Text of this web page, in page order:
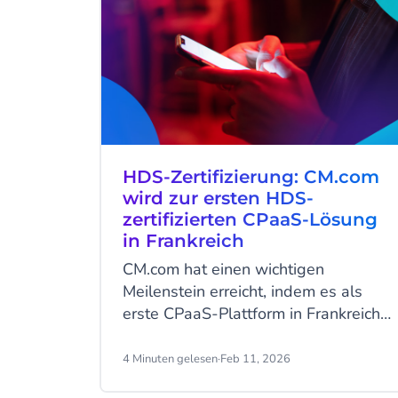
HDS-Zertifizierung: CM.com
wird zur ersten HDS-
zertifizierten CPaaS-Lösung
in Frankreich
CM.com hat einen wichtigen
Meilenstein erreicht, indem es als
erste CPaaS-Plattform in Frankreich
Zertifizierung belegt die Fähigkeit
4 Minuten gelesen·Feb 11, 2026